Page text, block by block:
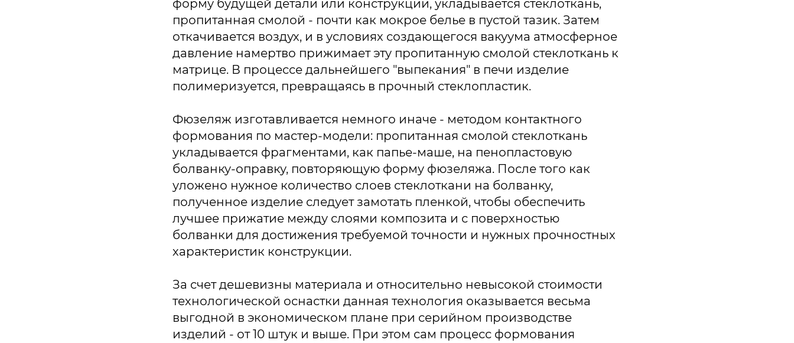
форму будущей детали или конструкции, укладывается стеклоткань,
пропитанная смолой - почти как мокрое белье в пустой тазик. Затем
откачивается воздух, и в условиях создающегося вакуума атмосферное
давление намертво прижимает эту пропитанную смолой стеклоткань к
матрице. В процессе дальнейшего "выпекания" в печи изделие
полимеризуется, превращаясь в прочный стеклопластик.
Фюзеляж изготавливается немного иначе - методом контактного
формования по мастер-модели: пропитанная смолой стеклоткань
укладывается фрагментами, как папье-маше, на пенопластовую
болванку-оправку, повторяющую форму фюзеляжа. После того как
уложено нужное количество слоев стеклоткани на болванку,
полученное изделие следует замотать пленкой, чтобы обеспечить
лучшее прижатие между слоями композита и с поверхностью
болванки для достижения требуемой точности и нужных прочностных
характеристик конструкции.
За счет дешевизны материала и относительно невысокой стоимости
технологической оснастки данная технология оказывается весьма
выгодной в экономическом плане при серийном производстве
изделий - от 10 штук и выше. При этом сам процесс формования